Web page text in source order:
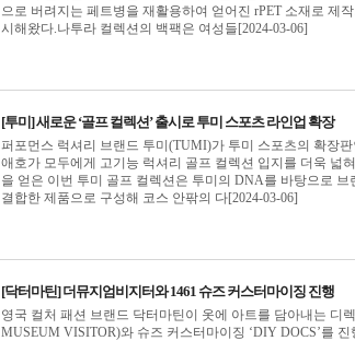
으로 버려지는 페트병을 재활용하여 얻어진 rPET 소재로 제
시해왔다.나투라 컬렉션의 백팩은 여성들[2024-03-06]
[투미] 새로운 ‘골프 컬렉션’ 출시로 투미 스포츠 라인업 확장
퍼포먼스 럭셔리 브랜드 투미(TUMI)가 투미 스포츠의 확장
애호가 모두에게 고기능 럭셔리 골프 컬렉션 입지를 더욱 넓
을 얻은 이번 투미 골프 컬렉션은 투미의 DNA를 바탕으로
결합한 제품으로 구성해 코스 안팎의 다[2024-03-06]
[닥터마틴] 더뮤지엄비지터와 1461 슈즈 커스터마이징 진행
영국 컬처 패션 브랜드 닥터마틴이 옷에 아트를 담아내는 디
MUSEUM VISITOR)와 슈즈 커스터마이징 ‘DIY DOCS’를